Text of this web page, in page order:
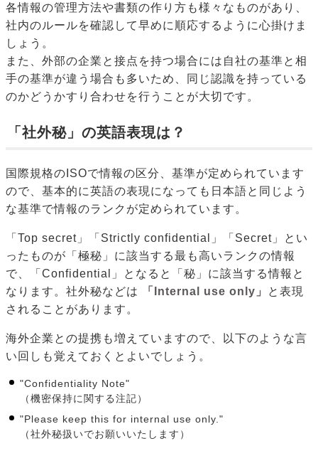
各情報の管理方法や書類の作り方も様々なものがあり、
社内のルールを確認して早めに順応するように心掛けま
しょう。
また、外部の企業と接点を持つ場合には自社の基準と相
手の基準が違う場合も多いため、同じ認識を持っている
のかどうかすり合わせを行うことが大切です。
「社外秘」の英語表現は？
国際規格のISOで情報の区分、基準が定められています
ので、基本的に英語の表現になっても日本語と同じよう
な基準で情報のランクが定められています。
「Top secret」「Strictly confidential」「Secret」とい
ったものが「極秘」に該当する最も高いランクの情報
で、「Confidential」となると「秘」に該当する情報と
なります。社外秘などは
「Internal use only」
と表現
されることがあります。
海外企業との提携も増えていますので、以下のような言
い回しも覚えておくとよいでしょう。
"Confidentiality Note"
（機密保持に関する注記）
"Please keep this for internal use only."
（社外秘扱いでお願いいたします）